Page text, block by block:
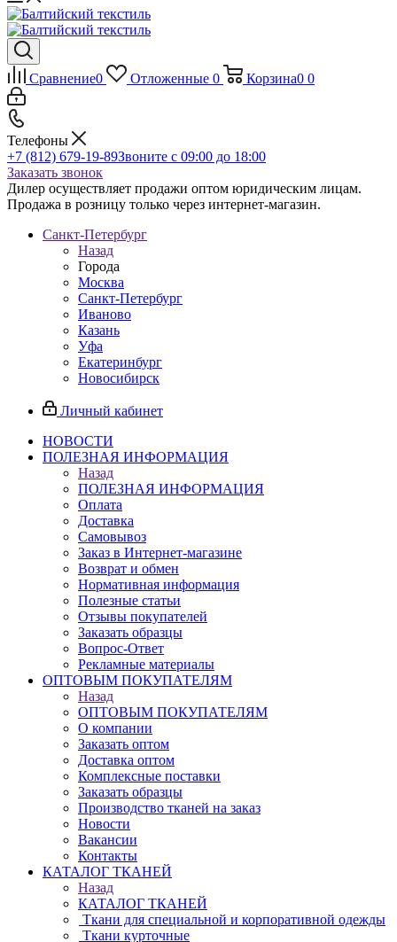
Сравнение0 Отложенные 0 Корзина0 0
Телефоны
+7 (812) 679-19-89Звоните с 09:00 до 18:00
Заказать звонок
Дилер осуществляет продажи оптом юридическим лицам.
Продажа в розницу только через интернет-магазин.
Санкт-Петербург
Назад
Города
Москва
Санкт-Петербург
Иваново
Казань
Уфа
Екатеринбург
Новосибирск
Личный кабинет
НОВОСТИ
ПОЛЕЗНАЯ ИНФОРМАЦИЯ
Назад
ПОЛЕЗНАЯ ИНФОРМАЦИЯ
Оплата
Доставка
Самовывоз
Заказ в Интернет-магазине
Возврат и обмен
Нормативная информация
Полезные статьи
Отзывы покупателей
Заказать образцы
Вопрос-Ответ
Рекламные материалы
ОПТОВЫМ ПОКУПАТЕЛЯМ
Назад
ОПТОВЫМ ПОКУПАТЕЛЯМ
О компании
Заказать оптом
Доставка оптом
Комплексные поставки
Заказать образцы
Производство тканей на заказ
Новости
Вакансии
Контакты
КАТАЛОГ ТКАНЕЙ
Назад
КАТАЛОГ ТКАНЕЙ
Ткани для специальной и корпоративной одежды
Ткани курточные